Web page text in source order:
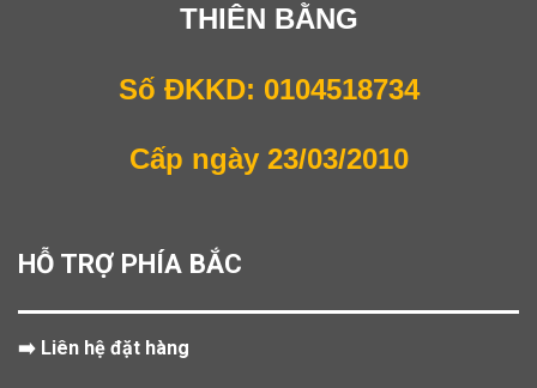
THIÊN BẰNG
Số ĐKKD: 0104518734
Cấp ngày 23/03/2010
HỖ TRỢ PHÍA BẮC
➡️ Liên hệ đặt hàng